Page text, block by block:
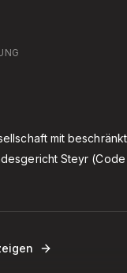
mit
Steyr